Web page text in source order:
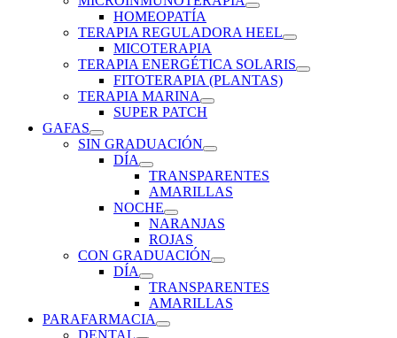
HOMEOPATÍA
TERAPIA REGULADORA HEEL
MICOTERAPIA
TERAPIA ENERGÉTICA SOLARIS
FITOTERAPIA (PLANTAS)
TERAPIA MARINA
SUPER PATCH
GAFAS
SIN GRADUACIÓN
DÍA
TRANSPARENTES
AMARILLAS
NOCHE
NARANJAS
ROJAS
CON GRADUACIÓN
DÍA
TRANSPARENTES
AMARILLAS
PARAFARMACIA